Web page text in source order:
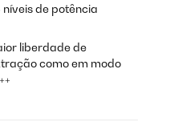
de potência
liberdade de
como em modo